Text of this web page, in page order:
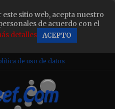
sitio web, acepta nuestro
de acuerdo con el
detalles ACEPTO
de uso de datos
×
save products in your